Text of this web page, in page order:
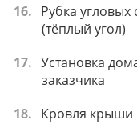
Рубка угловых
(тёплый угол)
Установка
заказчика
Кровля крыши